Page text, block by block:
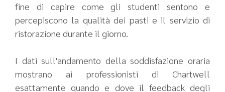
fine di capire come gli studenti sentono e
percepiscono la qualità dei pasti e il servizio di
ristorazione durante il giorno.
I dati sull'andamento della soddisfazione oraria
mostrano ai professionisti di Chartwell
esattamente quando e dove il feedback degli